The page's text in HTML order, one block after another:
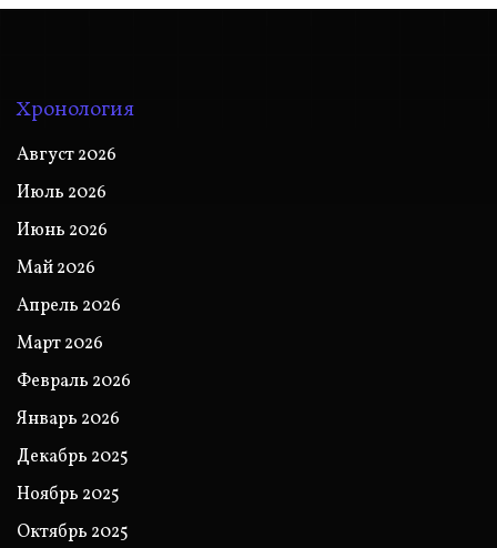
Хронология
Август 2026
Июль 2026
Июнь 2026
Май 2026
Апрель 2026
Март 2026
Февраль 2026
Январь 2026
Декабрь 2025
Ноябрь 2025
Октябрь 2025